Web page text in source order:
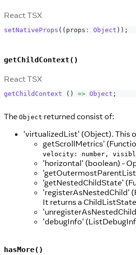
React TSX
setNativeProps ( ( props : Object ) ) ;
getChildContext()
React TSX
getChildContext ( ) => Object ;
The Object returned consist of:
'virtualizedList' (Object). This
getScrollMetrics'
velocity: number,
'horizontal' (boolean) -
'getNestedChildState'
'registerAsNestedChild'
It returns a ChildListState
'debugInfo'
hasMore()